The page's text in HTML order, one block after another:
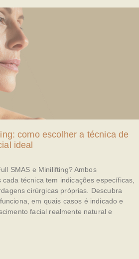
como escolher a técnica de
ideal
SMAS e Minilifting? Ambos
técnica tem indicações específicas,
cirúrgicas próprias. Descubra
em quais casos é indicado e
facial realmente natural e